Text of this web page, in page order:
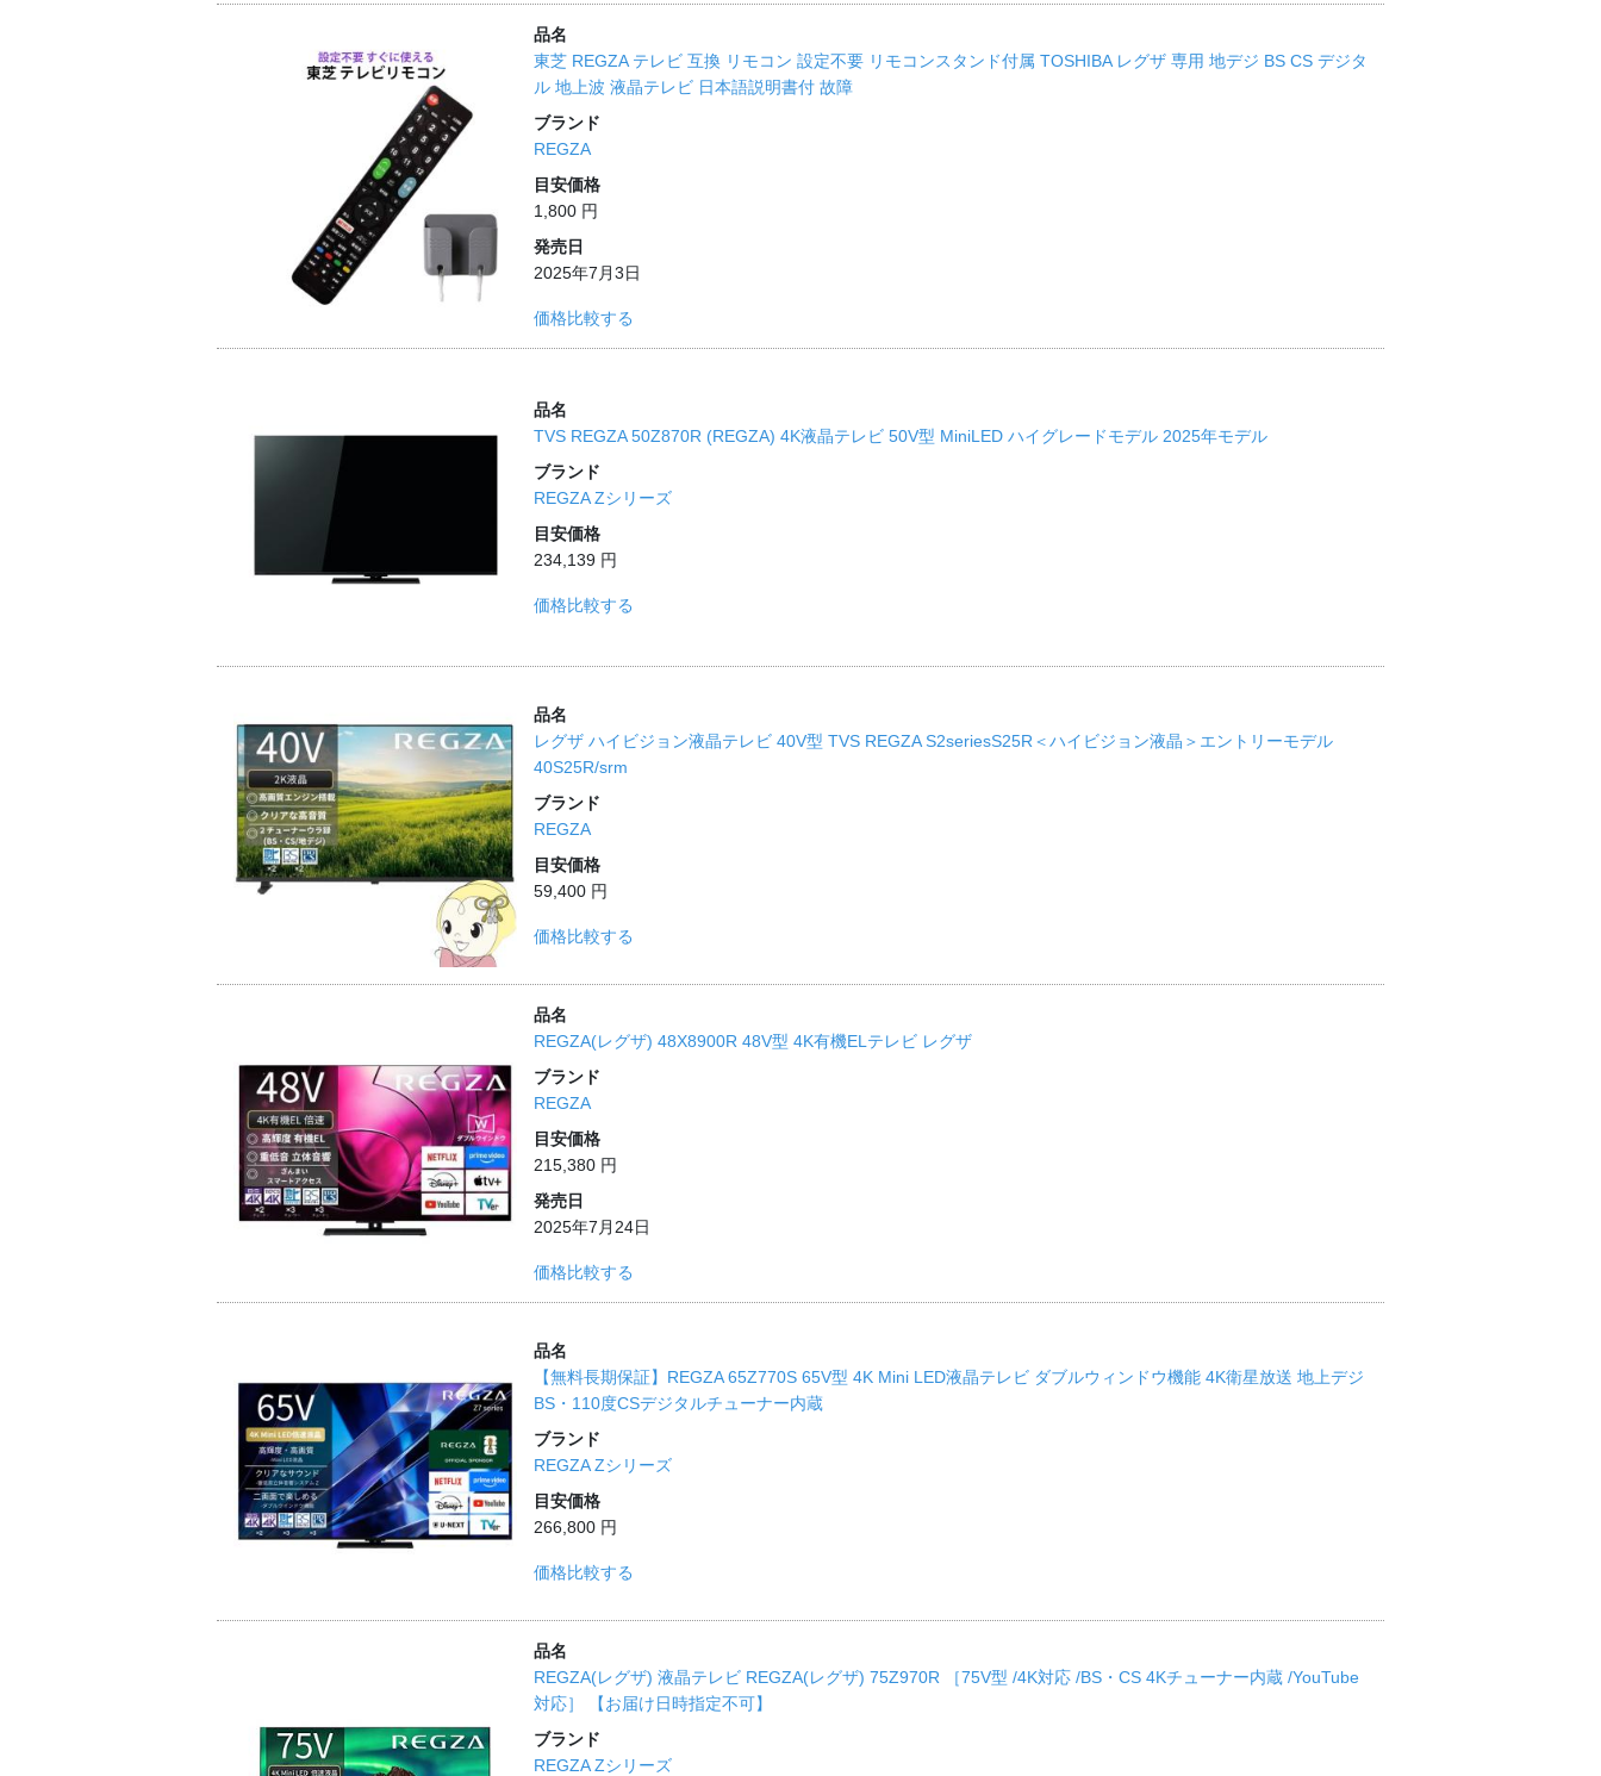
品名
東芝 REGZA テレビ 互換 リモコン 設定不要 リモコンスタンド付属 TOSHIBA レグザ 専用 地デジ BS CS デジタ
ル 地上波 液晶テレビ 日本語説明書付 故障
ブランド
REGZA
目安価格
1,800 円
発売日
2025年7月3日
価格比較する
品名
TVS REGZA 50Z870R (REGZA) 4K液晶テレビ 50V型 MiniLED ハイグレードモデル 2025年モデル
ブランド
REGZA Zシリーズ
目安価格
234,139 円
価格比較する
品名
レグザ ハイビジョン液晶テレビ 40V型 TVS REGZA S2seriesS25R＜ハイビジョン液晶＞エントリーモデル
40S25R/srm
ブランド
REGZA
目安価格
59,400 円
価格比較する
品名
REGZA(レグザ) 48X8900R 48V型 4K有機ELテレビ レグザ
ブランド
REGZA
目安価格
215,380 円
発売日
2025年7月24日
価格比較する
品名
【無料長期保証】REGZA 65Z770S 65V型 4K Mini LED液晶テレビ ダブルウィンドウ機能 4K衛星放送 地上デジ
BS・110度CSデジタルチューナー内蔵
ブランド
REGZA Zシリーズ
目安価格
266,800 円
価格比較する
品名
REGZA(レグザ) 液晶テレビ REGZA(レグザ) 75Z970R ［75V型 /4K対応 /BS・CS 4Kチューナー内蔵 /YouTube
対応］ 【お届け日時指定不可】
ブランド
REGZA Zシリーズ